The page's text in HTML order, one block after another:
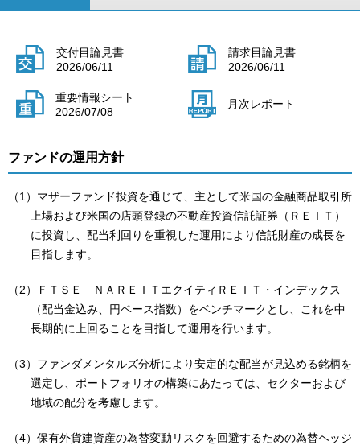
交付目論見書
2026/06/11
請求目論見書
2026/06/11
重要情報シート
2026/07/08
月次レポート
ファンドの運用方針
（1）マザーファンド投資を通じて、主として米国の金融商品取引所
上場および米国の店頭登録の不動産投資信託証券（ＲＥＩＴ）
に投資し、配当利回りを重視した運用により信託財産の成長を
目指します。
（2）ＦＴＳＥ ＮＡＲＥＩＴエクイティＲＥＩＴ・インデックス
（配当金込み、円ベース指数）をベンチマークとし、これを中
長期的に上回ることを目指して運用を行います。
（3）ファンダメンタルズ分析により安定的な配当が見込める銘柄を
選定し、ポートフォリオの構築にあたっては、セクターおよび
地域の配分を考慮します。
（4）保有外貨建資産の為替変動リスクを回避するための為替ヘッジ